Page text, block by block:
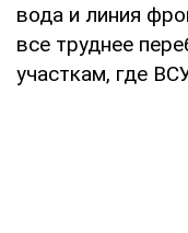
вода и линия
все труднее
участкам, где